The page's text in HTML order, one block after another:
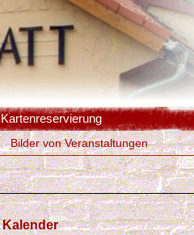
Kartenreservierung
Bilder von Veranstaltungen
Kalender